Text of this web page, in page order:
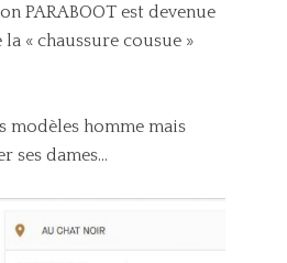
PARABOOT est devenue
« chaussure cousue »
modèles homme mais
ses dames…